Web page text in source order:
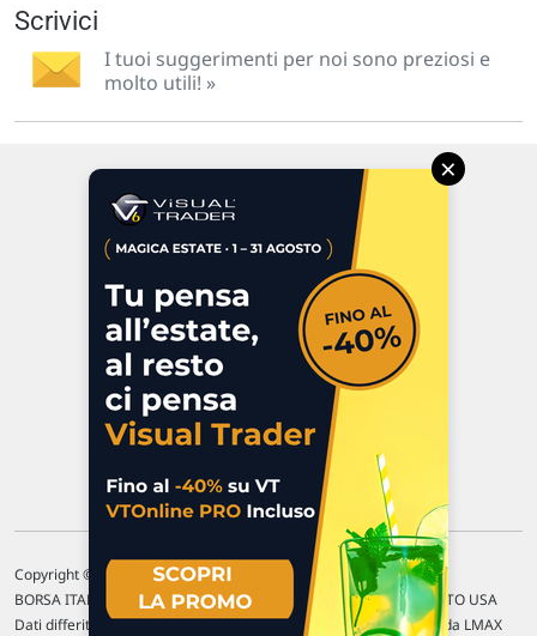
Scrivici
I tuoi suggerimenti per noi sono preziosi e
molto utili! »
47923 Rimini
P.IVA 02 452 460 401
Chi siamo
Commenti e segnalazioni
Contattaci
Copyright © 1996-2026 Traderlink Italia s.r.l.
BORSA ITALIANA Quotazioni di borsa differite di 15 min. / MERCATO USA
Dati differiti di 15 min. (fonte Intrinio) / FOREX Quotazioni fornite da LMAX
×